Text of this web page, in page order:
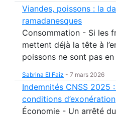
Viandes, poissons : la
ramadanesques
Consommation - Si les
mettent déjà la tête à
poissons ne sont pas en
Sabrina El Faiz - 7 mars 2026
Indemnités CNSS 2025
conditions d’exonération
Économie - Un arrêté